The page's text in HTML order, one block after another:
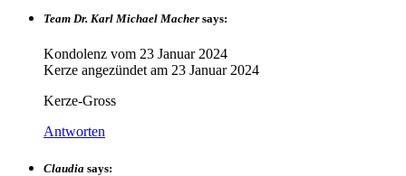
Team Dr. Karl Michael Macher says:
Kondolenz vom 23 Januar 2024
Kerze angezündet am 23 Januar 2024
Kerze-Gross
Antworten
Claudia says: